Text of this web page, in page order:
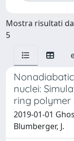
Mostra risultati
5
nuclei:
ring polymer
2019-01-01
Blumberger, J.